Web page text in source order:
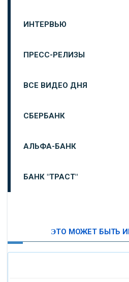
ИНТЕРВЬЮ
ПРЕСС-РЕЛИЗЫ
ВСЕ ВИДЕО ДНЯ
СБЕРБАНК
АЛЬФА-БАНК
БАНК "ТРАСТ"
ЭТО МОЖЕТ БЫТЬ